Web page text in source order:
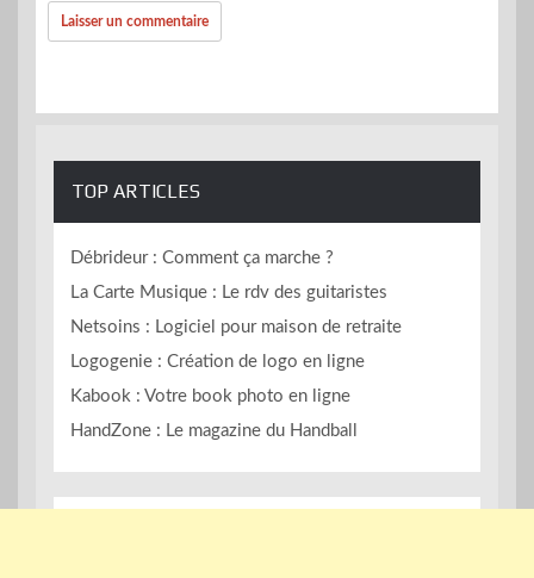
TOP ARTICLES
Débrideur : Comment ça marche ?
La Carte Musique : Le rdv des guitaristes
Netsoins : Logiciel pour maison de retraite
Logogenie : Création de logo en ligne
Kabook : Votre book photo en ligne
HandZone : Le magazine du Handball